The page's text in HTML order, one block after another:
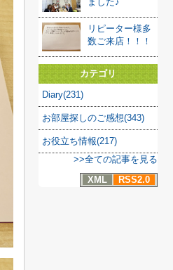
リピーター様多
数ご来店！！！
カテゴリ
Diary(231)
お部屋探しのご感想(343)
お役立ち情報(217)
>>全ての記事を見る
XML
RSS2.0